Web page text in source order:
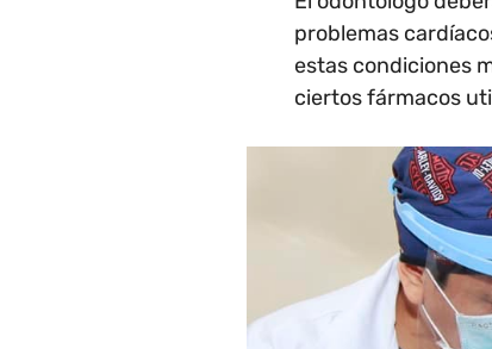
problemas
estas condiciones
ciertos fármacos